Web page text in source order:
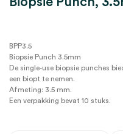
BPP3.5
Biopsie Punch 3.5mm
De single-use biopsie punches
een biopt te nemen.
Afmeting: 3.5 mm.
Een verpakking bevat 10 stuks.